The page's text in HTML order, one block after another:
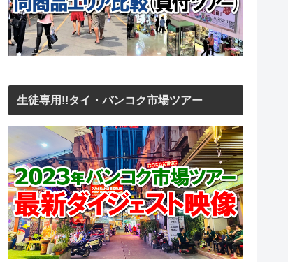
生徒専用!!タイ・バンコク市場ツアー